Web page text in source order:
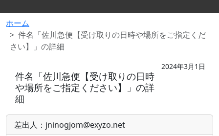
ホーム
件名「佐川急便【受け取りの日時や場所をご指定くだ
さい】」の詳細
件名「佐川急便【受け取りの日時
や場所をご指定ください】」の詳
細
2024年3月1日
差出人：jninogjom@exyzo.net